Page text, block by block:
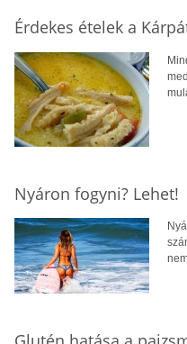
Érdekes ételek a
Nyáron fogyni? Lehet!